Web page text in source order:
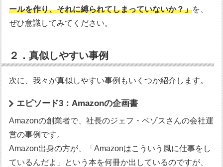
ールを作り、それに縛られてしまっていないか？」を、
ぜひ意識してみてください。
２．真似しやすい事例
次に、我々が真似しやすい事例もいくつか紹介します。
エピソード3：Amazonの企画書
Amazonの創業者で、社長のジェフ・ベゾスさんの会社運
営の事例です。
Amazon出身の方が、「Amazonはこういう風に仕事をし
ているんだよ」という本を何冊か出しているのですが、